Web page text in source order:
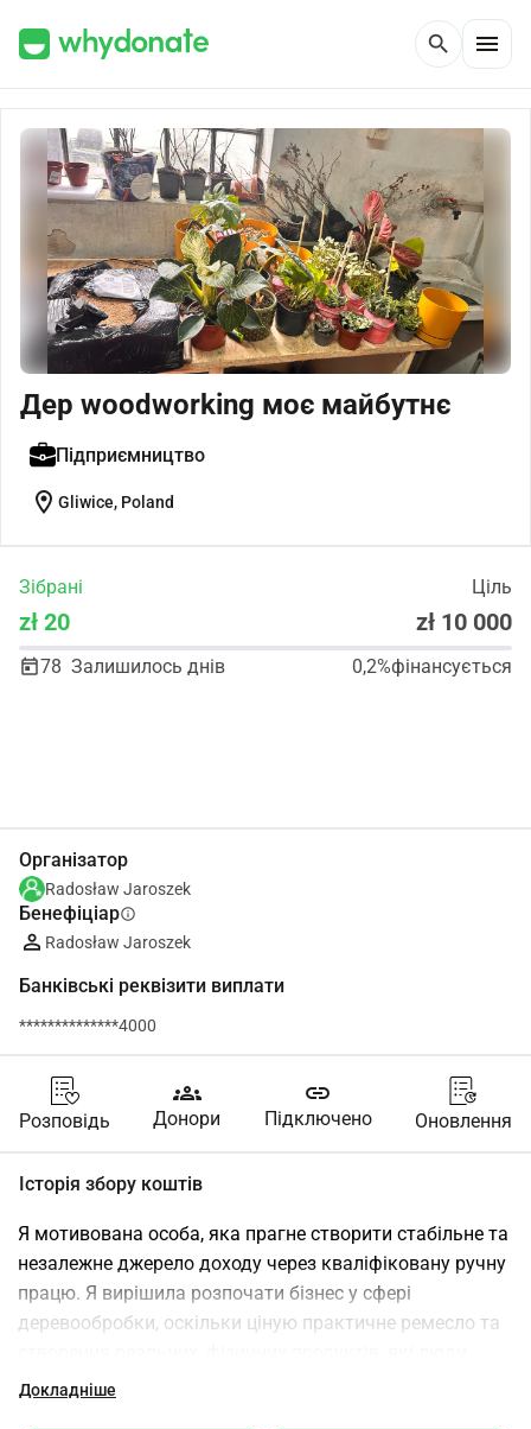
search menu
Дер woodworking моє майбутнє
Підприємництво
location_on Gliwice, Poland
Зібрані Ціль
zł 20 zł 10 000
78 Залишилось днів 0,2%фінансується
Організатор
Radosław Jaroszek
Бенефіціарinfo
Radosław Jaroszek
Банківські реквізити виплати
**************4000
Розповідь
groups
Донори
link
Підключено Оновлення
Історія збору коштів
Я мотивована особа, яка прагне створити стабільне та
незалежне джерело доходу через кваліфіковану ручну
працю. Я вирішила розпочати бізнес у сфері
деревообробки, оскільки ціную практичне ремесло та
можуть використовувати у своєму повсякденному
Докладніше